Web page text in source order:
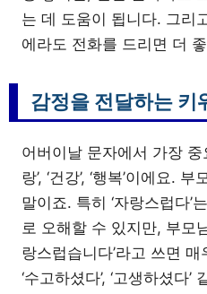
는 데 도움이 됩니다. 그리
에라도 전화를 드리면 더
감정을 전달하는 키
어버이날 문자에서 가장 중
랑’, ‘건강’, ‘행복’이에요.
말이죠. 특히 ‘자랑스럽다’
로 오해할 수 있지만, 부모
랑스럽습니다’라고 쓰면
‘수고하셨다’, ‘고생하셨다